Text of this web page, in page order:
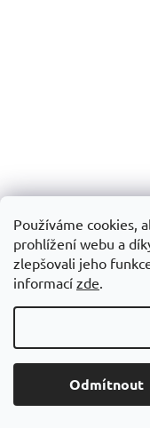
Používáme cookies,
prohlížení webu a
zlepšovali jeho
informací zde.
Odmítnout
+ VÍCE BAREVNÝCH
EKO produkt